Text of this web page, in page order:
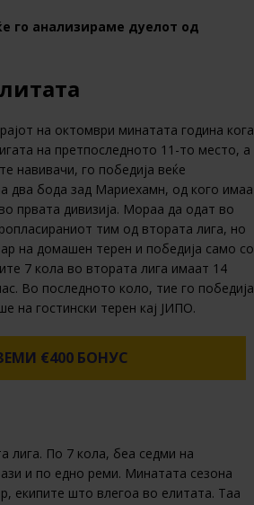
го анализираме дуелот од
на октомври минатата година кога
на претпоследното 11-то место, а
навивачи, го победија веќе
два бода зад Мариехамн, од кого имаа
првата дивизија. Мораа да одат во
тим од втората лига, но
на домашен терен и победија само со
7 кола во втората лига имаат 14
Во последното коло, тие го победија
на гостински терен кај ЈИПО.
€400 БОНУС
лига. По 7 кола, беа седми на
и по едно реми. Минатата сезона
екипите што влегоа во елитата. Таа